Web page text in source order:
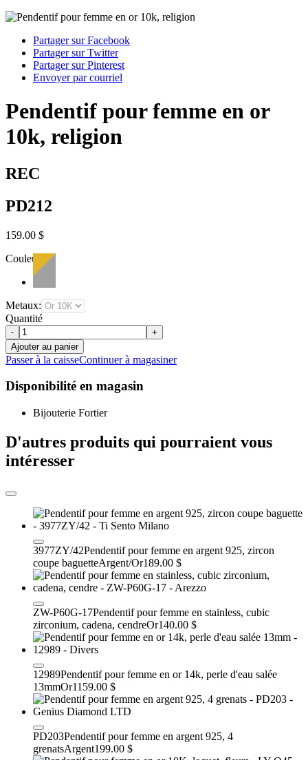
Partager sur Facebook
Partager sur Twitter
Partager sur Pinterest
Envoyer par courriel
Pendentif pour femme en or
10k, religion
REC
PD212
159.00 $
Couleur:
Metaux:
Quantité
-
+
Ajouter au panier
Passer à la caisseContinuer à magasiner
Disponibilité en magasin
Bijouterie Fortier
D'autres produits qui pourraient vous
intéresser
3977ZY/42Pendentif pour femme en argent 925, zircon
coupe baguetteArgent/Or189.00 $
ZW-P60G-17Pendentif pour femme en stainless, cubic
zirconium, cadena, cendreOr140.00 $
12989Pendentif pour femme en or 14k, perle d'eau salée
13mmOr1159.00 $
PD203Pendentif pour femme en argent 925, 4
grenatsArgent199.00 $